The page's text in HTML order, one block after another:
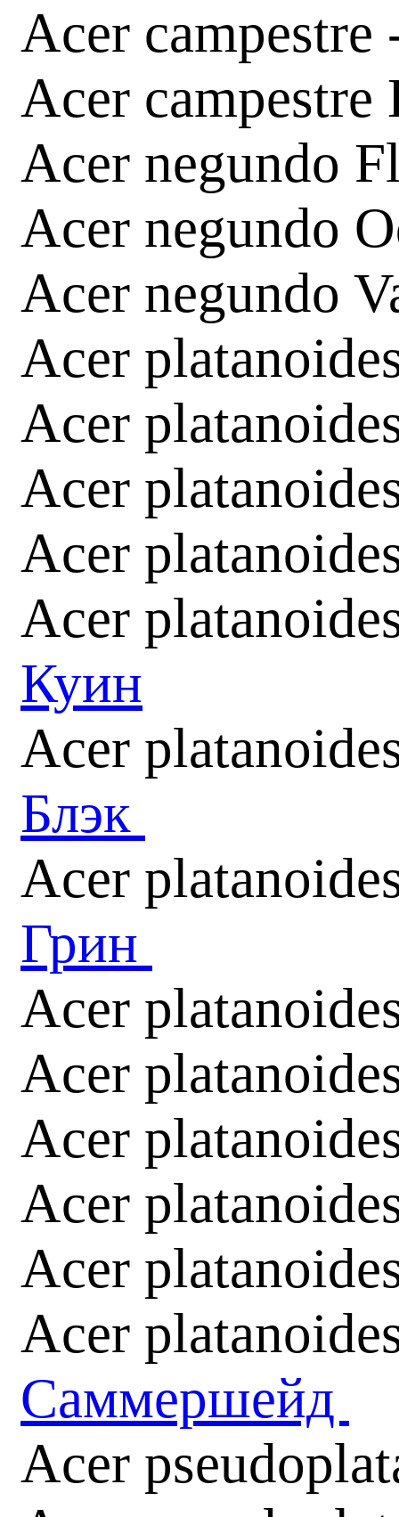
Acer
Acer
Acer negundo
Acer negundo
Acer negundo
Acer
Acer
Acer
Acer
Acer
Куин
Acer
Блэк
Acer
Грин
Acer
Acer
Acer
Acer
Acer
Acer
Саммершейд
Acer